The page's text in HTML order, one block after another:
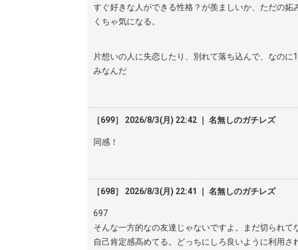
すぐ好きな人ができる性格？が羨ましいか、ただの
くちゃ気になる。
片想いの人に失恋したり、別れて落ち込んで、なの
みなんだ
［699］ 2026/8/3(月) 22:42 ｜ 名無しのガチレズ
同感！
［698］ 2026/8/3(月) 22:41 ｜ 名無しのガチレズ
697
そんな一方的なの友達じゃないですよ。まだ切られ
自己肯定感高めてる。どっちにしろ良いように利用さ